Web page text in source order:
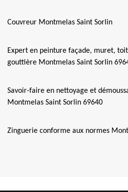
Couvreur Montmelas Saint Sorlin
Expert en peinture façade, muret,
gouttière Montmelas Saint Sorlin
Savoir-faire en nettoyage et
Montmelas Saint Sorlin 69640
Zinguerie conforme aux normes